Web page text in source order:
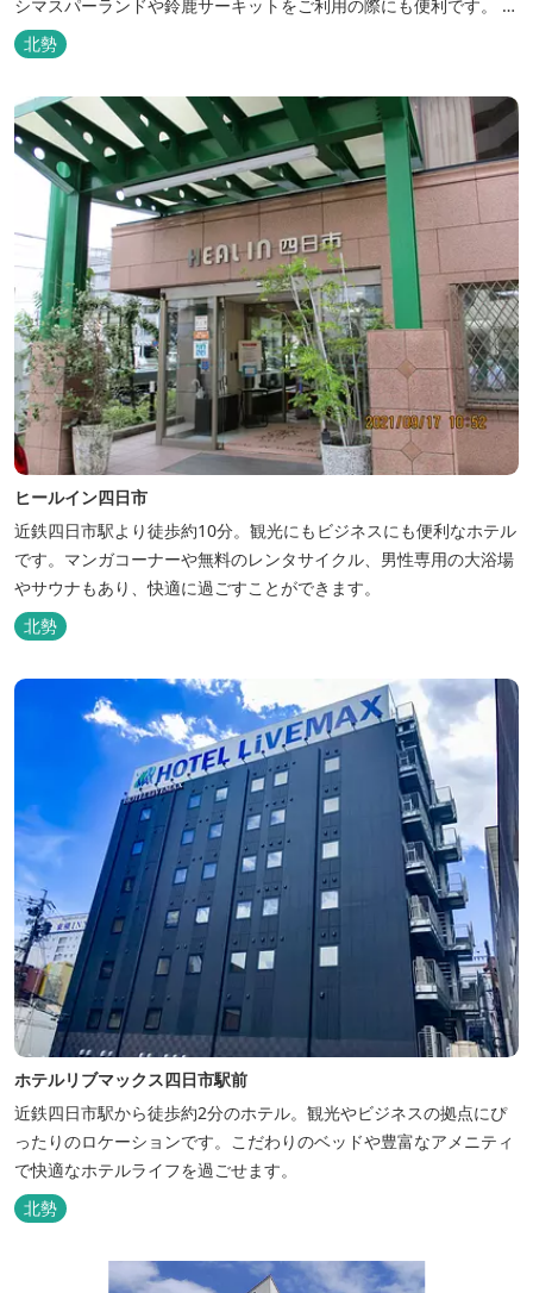
シマスパーランドや鈴鹿サーキットをご利用の際にも便利です。 和
食、イタリアン、中華と多彩な三重の味をどうぞお楽しみくださ
い。近鉄四日市駅から徒歩３分と、公共交通機関でのお越しにも大
変便利です。
北勢
ヒールイン四日市
近鉄四日市駅より徒歩約10分。観光にもビジネスにも便利なホテル
です。マンガコーナーや無料のレンタサイクル、男性専用の大浴場
やサウナもあり、快適に過ごすことができます。
北勢
ホテルリブマックス四日市駅前
近鉄四日市駅から徒歩約2分のホテル。観光やビジネスの拠点にぴ
ったりのロケーションです。こだわりのベッドや豊富なアメニティ
で快適なホテルライフを過ごせます。
北勢